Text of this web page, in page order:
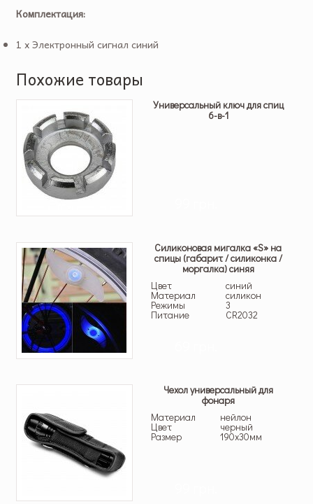
Комплектация:
1 x Электронный сигнал синий
Похожие товары
Универсальный ключ для спиц
6-в-1
Силиконовая мигалка «S» на
спицы (габарит / силиконка /
моргалка) синяя
Цвет
синий
Материал силикон
Режимы 3
Питание СR2032
Чехол универсальный для
фонаря
Материал
нейлон
Цвет черный
Размер 190х30мм